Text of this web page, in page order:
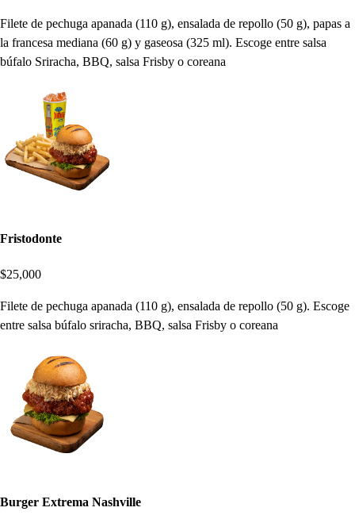
Filete de pechuga apanada (110 g), ensalada de repollo (50 g), papas a
la francesa mediana (60 g) y gaseosa (325 ml). Escoge entre salsa
búfalo Sriracha, BBQ, salsa Frisby o coreana
Fristodonte
$25,000
Filete de pechuga apanada (110 g), ensalada de repollo (50 g). Escoge
entre salsa búfalo sriracha, BBQ, salsa Frisby o coreana
Burger Extrema Nashville